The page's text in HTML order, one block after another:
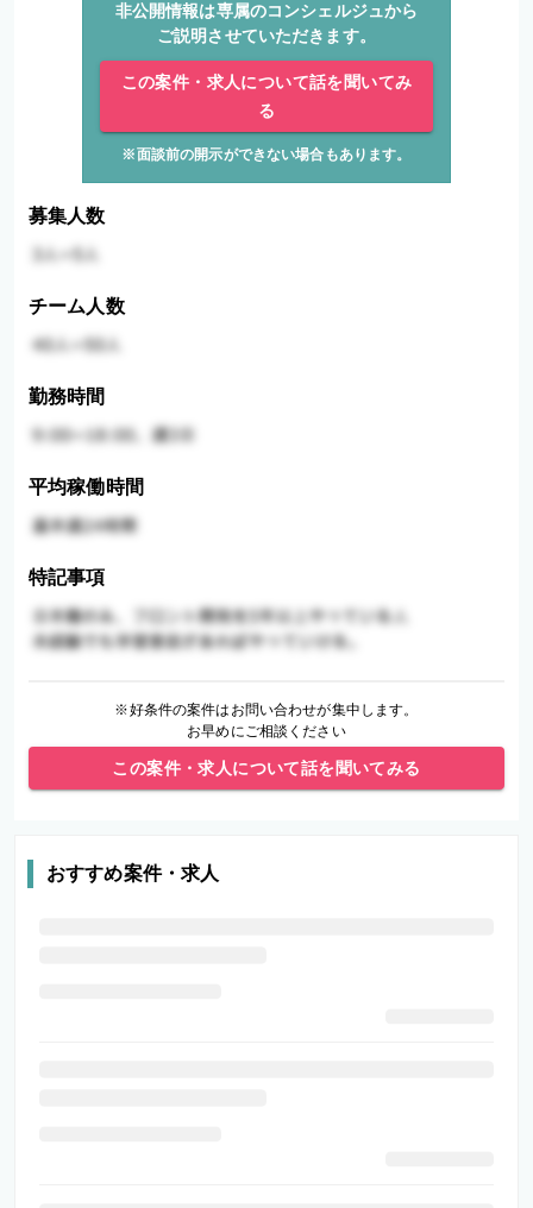
非公開情報は専属のコンシェルジュから
ご説明させていただきます。
この案件・求人について話を聞いてみ
る
※面談前の開示ができない場合もあります。
募集人数
チーム人数
勤務時間
平均稼働時間
特記事項
※好条件の案件はお問い合わせが集中します。
お早めにご相談ください
この案件・求人について話を聞いてみる
おすすめ案件・求人